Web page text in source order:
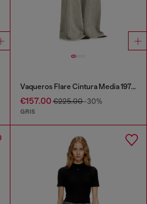
Vaqueros Flare Cintura Media 1978 D-Akemi
€157.00€225.00-30%
GRIS